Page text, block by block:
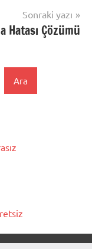
Sonraki yazı
Hatası Çözümü
Ara